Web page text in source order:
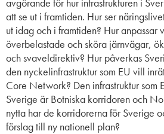
att se ut i framtiden. Hur ser
ut idag och i framtiden? Hur anpassar
överbelastade och sköra järnvägar,
och svaveldirektiv? Hur påverkas
den nyckelinfrastruktur som EU vill
Core Network? Den infrastruktur som
Sverige är Botniska korridoren och
nytta har de korridorerna för Sverige
förslag till ny nationell plan?